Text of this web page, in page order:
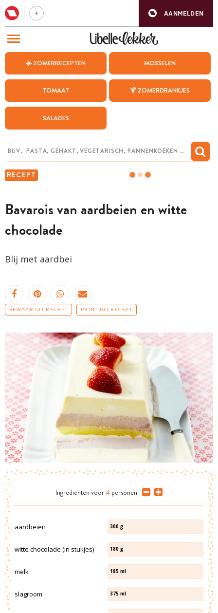
AANMELDEN
☀️ ZOMERRECEPTEN MOSSELEN
TOMAAT 🍹 ZOMERDRANKJES
SALADES
RECEPT
Bavarois van aardbeien en witte
chocolade
Blij met aardbei
BEWAAR DIT RECEPT PRINT DIT RECEPT
Ingrediënten voor 4 personen
aardbeien 300 g
witte chocolade (in stukjes) 180 g
melk 185 ml
slagroom 375 ml
BEZOEK ONZE ANDERE WEBSITES
WEEKMENU
CHAT MET MAIA
MIJN BEWAARDE RECEPTEN